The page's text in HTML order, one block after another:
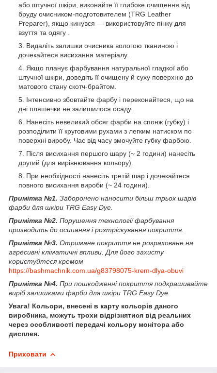
або штучної шкіри, виконайте її глибоке очищення від
бруду очисником-подготовителем (TRG Leather
Preparer), якщо кинувся — використовуйте пінку для
взуття та одягу .
Видаліть залишки очисника вологою тканиною і
дочекайтеся висихання матеріалу.
Якщо планує фарбування натуральної гладкої або
штучної шкіри, доведіть її очищену й суху поверхню до
матового стану скотч-брайтом.
Інтенсивно збовтайте фарбу і переконайтеся, що на
дні пляшечки не залишилося осаду.
Нанесіть невеликий обсяг фарби на спонж (губку) і
розподілити її круговими рухами з легким натиском по
поверхні виробу. Час від часу змочуйте губку фарбою.
Після висихання першого шару (~ 2 години) нанесіть
другий (для вирівнювання кольору).
При необхідності нанесіть третій шар і дочекайтеся
повного висихання вироби (~ 24 години).
Примітка №1. Заборонено наносити більш трьох шарів
фарби для шкіри TRG Easy Dye.
Примітка №2. Порушення технології фарбування
призводить до осипання і розтріскування покриття.
Примітка №3. Отримане покриття не розраховане на
агресивні кліматичні впливи. Для його захисту
користуйтеся кремом
https://bashmachnik.com.ua/g83798075-krem-dlya-obuvi
Примітка №4. При пошкодженні покриття подкрашивайте
виріб залишками фарби для шкіри TRG Easy Dye.
Увага! Кольори, внесені в карту кольорів даного
виробника, можуть трохи відрізнятися від реальних
через особливості передачі кольору монітора або
дисплея.
Приховати